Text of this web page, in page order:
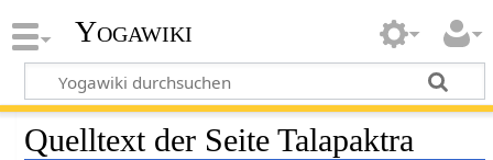
Yogawiki
Quelltext der Seite Talapaktra